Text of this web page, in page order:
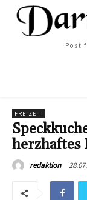
Post
FREIZEIT
herzhaftes
redaktion